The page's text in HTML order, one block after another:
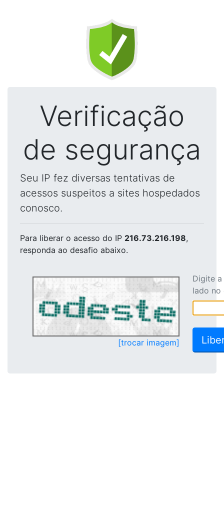
Verificação
de segurança
Seu IP fez diversas tentativas de
acessos suspeitos a sites hospedados
conosco.
Para liberar o acesso do IP 216.73.216.198,
responda ao desafio abaixo.
[trocar imagem]
Digite
lado no